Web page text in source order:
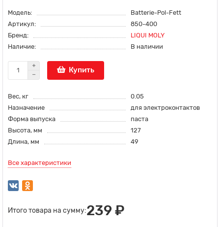
Модель:
Batterie-Pol-Fett
Артикул:
850-400
Бренд:
LIQUI MOLY
Наличие:
В наличии
Купить
Вес, кг
0.05
Назначение
для электроконтактов
Форма выпуска
паста
Высота, мм
127
Длина, мм
49
Все характеристики
Итого товара на сумму:239 ₽